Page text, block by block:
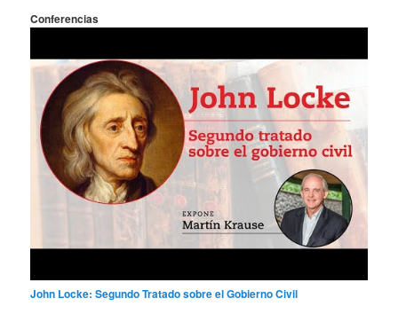
Conferencias
John Locke: Segundo Tratado sobre el Gobierno Civil